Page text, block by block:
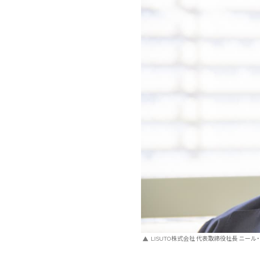
LISUTO株式会社 代表取締役社長 ニール